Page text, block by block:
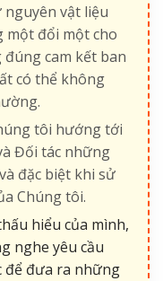
nguyên vật liệu
một đổi một cho
cam kết ban
có thể không
tôi hướng tới
Đối tác những
đặc biệt khi sử
Chúng tôi.
hiểu của mình,
nghe yêu cầu
để đưa ra những